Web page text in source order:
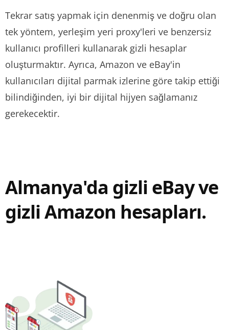
Tekrar satış yapmak için denenmiş ve doğru olan
tek yöntem, yerleşim yeri proxy'leri ve benzersiz
kullanıcı profilleri kullanarak gizli hesaplar
oluşturmaktır. Ayrıca, Amazon ve eBay'in
kullanıcıları dijital parmak izlerine göre takip ettiği
bilindiğinden, iyi bir dijital hijyen sağlamanız
gerekecektir.
Almanya'da gizli eBay ve
gizli Amazon hesapları.